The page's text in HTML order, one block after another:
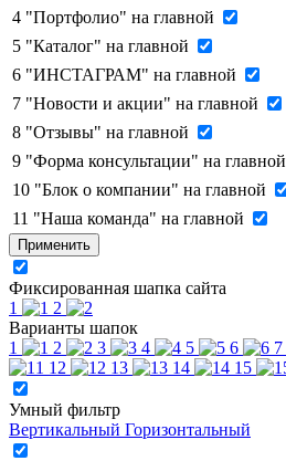
4 "Портфолио" на главной
5 "Каталог" на главной
6 "ИНСТАГРАМ" на главной
7 "Новости и акции" на главной
8 "Отзывы" на главной
9 "Форма консультации" на главной
10 "Блок о компании" на главной
11 "Наша команда" на главной
Применить
Фиксированная шапка сайта
1
2
Варианты шапок
1
2 3 4 5 6 7
12
13 14 15
Умный фильтр
Вертикальный Горизонтальный